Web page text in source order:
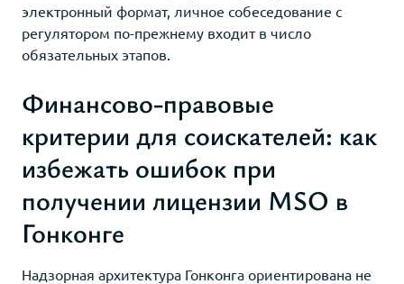
электронный формат, личное собеседование с
регулятором по-прежнему входит в число
обязательных этапов.
Финансово-правовые
критерии для соискателей: как
избежать ошибок при
получении лицензии MSO в
Гонконге
Надзорная архитектура Гонконга ориентирована не